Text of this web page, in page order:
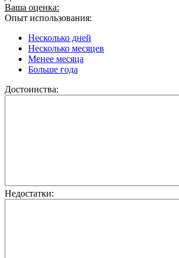
Ваша оценка:
Опыт использования:
Несколько дней
Несколько месяцев
Менее месяца
Больше года
Достоинства:
Недостатки: